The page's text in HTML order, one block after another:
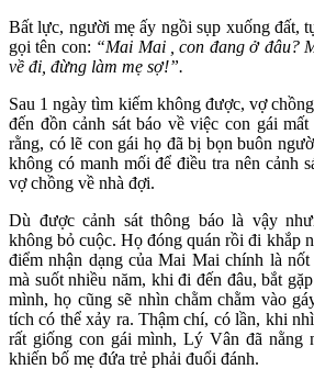
Bất lực, người mẹ ấy ngồi sụp xuống đất,
gọi tên con: “Mai Mai , con đang ở đâu?
về đi, đừng làm mẹ sợ!”.
Sau 1 ngày tìm kiếm không được, vợ
đến đồn cảnh sát báo về việc con gái
rằng, có lẽ con gái họ đã bị bọn buôn
không có manh mối để điều tra nên cảnh
vợ chồng về nhà đợi.
Dù được cảnh sát thông báo là vậy
không bỏ cuộc. Họ đóng quán rồi đi khắp
điểm nhận dạng của Mai Mai chính là
mà suốt nhiều năm, khi đi đến đâu, bắt
mình, họ cũng sẽ nhìn chằm chằm vào
tích có thể xảy ra. Thậm chí, có lần, khi
rất giống con gái mình, Lý Vân đã nằng
khiến bố mẹ đứa trẻ phải đuổi đánh.